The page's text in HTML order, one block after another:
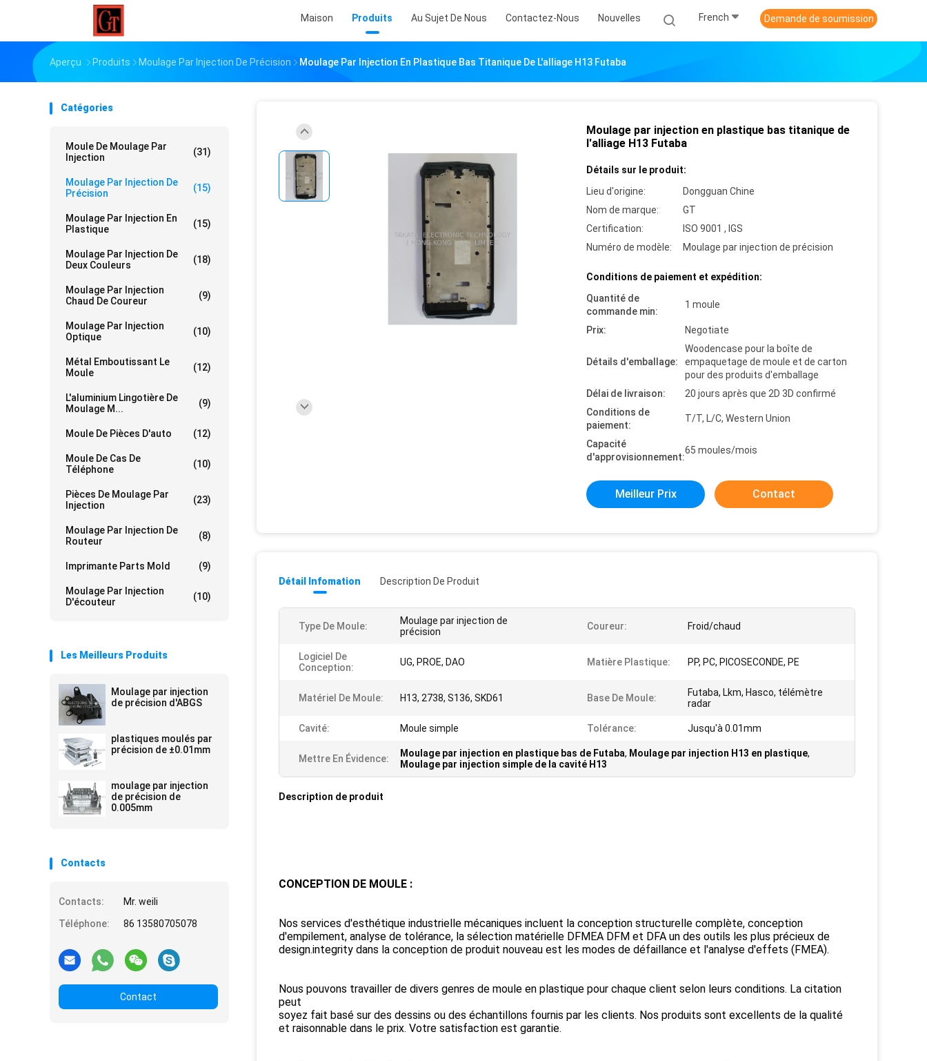
Maison Produits Au Sujet De Nous Contactez-Nous Nouvelles French Demande de soumission
Aperçu Produits Moulage Par Injection De Précision Moulage Par Injection En Plastique Bas Titanique De L'alliage H13 Futaba
Catégories
Moule De Moulage Par
Injection
(31)
Moulage Par Injection De
Précision
(15)
Moulage Par Injection En
Plastique
(15)
Moulage Par Injection De
Deux Couleurs
(18)
Moulage Par Injection
Chaud De Coureur
(9)
Moulage Par Injection
Optique
(10)
Métal Emboutissant Le
Moule
(12)
L'aluminium Lingotière De
Moulage M...
(9)
Moule De Pièces D'auto (12)
Moule De Cas De
Téléphone
(10)
Pièces De Moulage Par
Injection
(23)
Moulage Par Injection De
Routeur
(8)
Imprimante Parts Mold (9)
Moulage Par Injection
D'écouteur
(10)
Les Meilleurs Produits
Moulage par injection
de précision d'ABGS
plastiques moulés par
précision de ±0.01mm
moulage par injection
de précision de
0.005mm
Contacts
Contacts:
Mr. weili
Téléphone:
86 13580705078
Contact
Moulage par injection en plastique bas titanique de
l'alliage H13 Futaba
Détails sur le produit:
Lieu d'origine:
Dongguan Chine
Nom de marque:
GT
Certification:
ISO 9001 , IGS
Numéro de modèle:
Moulage par injection de précision
Conditions de paiement et expédition:
Quantité de
commande min:
1 moule
Prix: Negotiate
Détails d'emballage:
Woodencase pour la boîte de
empaquetage de moule et de carton
pour des produits d'emballage
Délai de livraison:
20 jours après que 2D 3D confirmé
Conditions de
paiement:
T/T, L/C, Western Union
Capacité
d'approvisionnement:
65 moules/mois
Meilleur Prix Contact
Détail Infomation Description De Produit
Type De Moule:
Moulage par injection de
précision
Coureur: Froid/chaud
Logiciel De
Conception:
UG, PROE, DAO Matière Plastique: PP, PC, PICOSECONDE, PE
Matériel De Moule: H13, 2738, S136, SKD61 Base De Moule:
Futaba, Lkm, Hasco, télémètre
radar
Cavité: Moule simple Tolérance: Jusqu'à 0.01mm
Mettre En Évidence: Moulage par injection en plastique bas de Futaba, Moulage par injection H13 en plastique,
Moulage par injection simple de la cavité H13
Description de produit
CONCEPTION DE MOULE :
Nos services d'esthétique industrielle mécaniques incluent la conception structurelle complète, conception
d'empilement, analyse de tolérance, la sélection matérielle DFMEA DFM et DFA un des outils les plus précieux de
design.integrity dans la conception de produit nouveau est les modes de défaillance et l'analyse d'effets (FMEA).
Nous pouvons travailler de divers genres de moule en plastique pour chaque client selon leurs conditions. La citation
peut
soyez fait basé sur des dessins ou des échantillons fournis par les clients. Nos produits sont excellents de la qualité
et raisonnable dans le prix. Votre satisfaction est garantie.